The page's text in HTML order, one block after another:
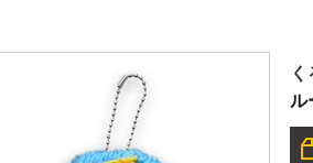
ル